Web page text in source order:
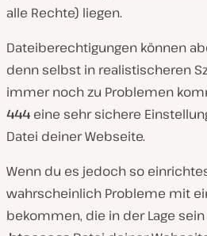
alle Rechte) liegen.
Dateiberechtigungen können
denn selbst in realistischeren
immer noch zu Problemen
444 eine sehr sichere
Datei deiner Webseite.
Wenn du es jedoch so
wahrscheinlich Probleme mit
bekommen, die in der Lage